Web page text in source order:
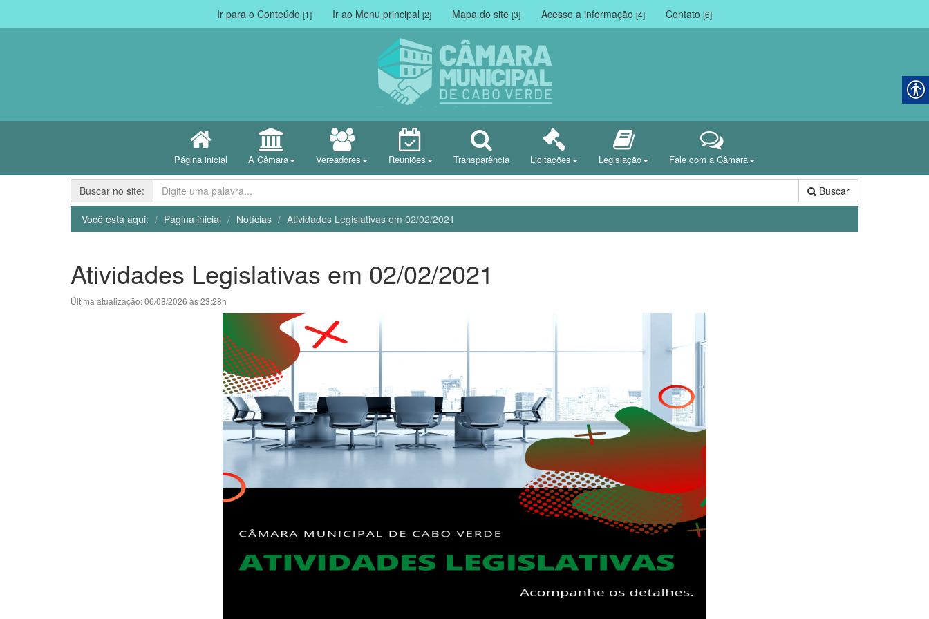
Ir para o Conteúdo [1] Ir ao Menu principal [2] Mapa do site [3] Acesso a informação [4] Contato [6]
Página inicial A Câmara Vereadores Reuniões Transparência Licitações Legislação Fale com a Câmara
Buscar no site: Buscar
Você está aqui: Página inicial Notícias Atividades Legislativas em 02/02/2021
Atividades Legislativas em 02/02/2021
Última atualização: 06/08/2026 às 23:28h